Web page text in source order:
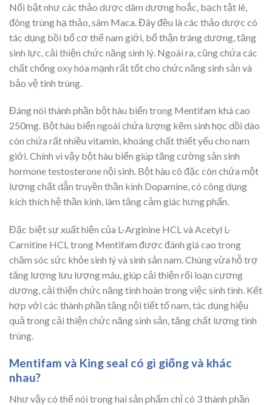
Nổi bật như các thảo dược dâm dương hoắc, bạch tật lê,
đông trùng hạ thảo, sâm Maca. Đây đều là các thảo dược có
tác dụng bồi bổ cơ thể nam giới, bổ thận tráng dương, tăng
sinh lực, cải thiện chức năng sinh lý. Ngoài ra, cũng chứa các
chất chống oxy hóa mạnh rất tốt cho chức năng sinh sản và
bảo vệ tinh trùng.
Đáng nói thành phần bột hàu biển trong Mentifam khá cao
250mg. Bột hàu biển ngoài chứa lượng kẽm sinh học dồi dào
còn chứa rất nhiều vitamin, khoáng chất thiết yếu cho nam
giới. Chính vì vậy bột hàu biển giúp tăng cường sản sinh
hormone testosterone nội sinh. Bột hàu cô đặc còn chứa một
lượng chất dẫn truyền thần kinh Dopamine, có công dụng
kích thích hệ thần kinh, làm tăng cảm giác hưng phấn.
Đặc biệt sự xuất hiện của L-Arginine HCL và Acetyl L-
Carnitine HCL trong Mentifam được đánh giá cao trong
chăm sóc sức khỏe sinh lý và sinh sản nam. Chúng vừa hỗ trợ
tăng lượng lưu lượng máu, giúp cải thiện rối loạn cương
dương, cải thiện chức năng tinh hoàn trong việc sinh tinh. Kết
hợp với các thành phần tăng nội tiết tố nam, tác dụng hiệu
quả trong cải thiện chức năng sinh sản, tăng chất lượng tinh
trùng.
Mentifam và King seal có gì giống và khác
nhau?
Như vậy có thể nói trong hai sản phẩm chỉ có 3 thành phần